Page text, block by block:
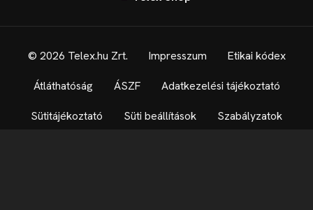
© 2026 Telex.hu Zrt. Impresszum Etikai kódex
Átláthatóság ÁSZF Adatkezelési tájékoztató
Sütitájékoztató Süti beállítások Szabályzatok